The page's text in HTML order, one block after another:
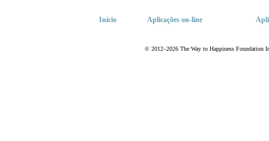
Início Aplicações on-line
© 2012–2026 The Way to Happiness Foundation